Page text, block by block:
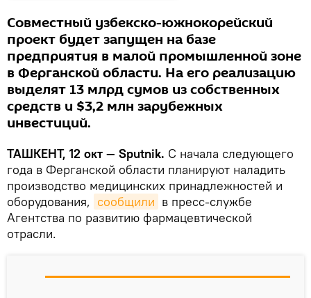
Совместный узбекско-южнокорейский
проект будет запущен на базе
предприятия в малой промышленной зоне
в Ферганской области. На его реализацию
выделят 13 млрд сумов из собственных
средств и $3,2 млн зарубежных
инвестиций.
ТАШКЕНТ, 12 окт — Sputnik. С начала следующего
года в Ферганской области планируют наладить
производство медицинских принадлежностей и
оборудования, сообщили в пресс-службе
Агентства по развитию фармацевтической
отрасли.